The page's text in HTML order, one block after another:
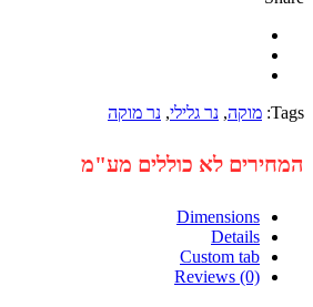
מוקה, נר גלילי,נר מוקה
לא כוללים מע"מ
Dimensions
Details
Custom tab
Reviews (0)